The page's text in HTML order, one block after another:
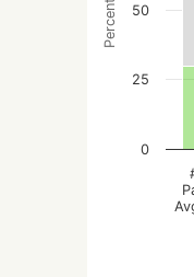
0
25
50